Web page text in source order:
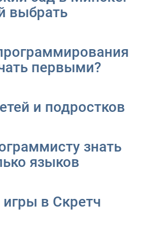
выбрать
первыми?
и подростков
знать
языков
в Скретч